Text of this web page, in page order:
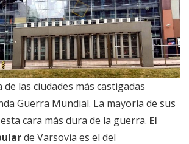
las ciudades más castigadas
Guerra Mundial. La mayoría de sus
cara más dura de la guerra. El
de Varsovia es el del